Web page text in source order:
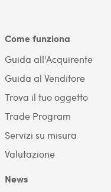
Come funziona
Guida all'Acquirente
Guida al Venditore
Trova il tuo oggetto
Trade Program
Servizi su misura
Valutazione
News